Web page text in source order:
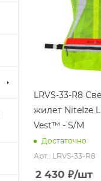
LRVS-33-R8
жилет NiteIze
Vest™ - S/M
Достаточно
Арт.: LRVS-33-R8
2 430 ₽/шт